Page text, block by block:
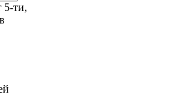
5-ти,